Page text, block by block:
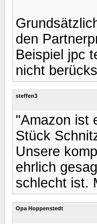
den
Beispiel jpc
nicht
steffen3
"Amazon ist
Stück
Unsere
ehrlich
schlecht ist.
Opa Hoppenstedt